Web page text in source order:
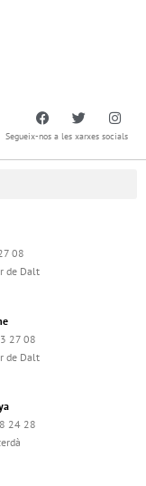
Segueix-nos a les xarxes socials
08
de Dalt
27 08
de Dalt
24 28